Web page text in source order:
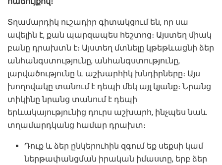
Տղամարդիկ ուշադիր գիտակցում են, որ սա
ավելին է, քան պարզապես հեշտոց։ Այստեղ միակ
բանը դրախտն է։ Այստեղ մտնելը կթեթևացնի ձեր
անհանգստությունը, անհանգստությունը,
լարվածությունը և աշխարհիկ խնդիրները։ Այս
խողովակը տանում է դեպի մեկ այլ կյանք։ Նրանց
տիկինը նրանց տանում է դեպի
երևակայությունից դուրս աշխարհ, ինչպես նաև
տղամարդկանց համար դրախտ։
Դուք և ձեր ընկերուհին զգում եք սեքսի կամ
ներթափանցման իրական իմաստը, երբ ձեր